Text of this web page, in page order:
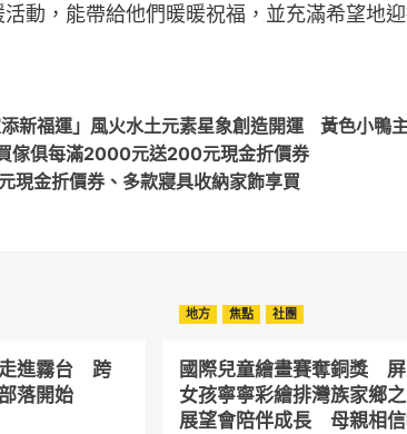
動，能帶給他們暖暖祝福，並充滿希望地
新福運」風火水土元素星象創造開運
傢俱每滿2000元送200元現金折價券
現金折價券、多款寢具收納家飾享買
黃色小鴨
走進霧台 跨
落開始
地方 焦點 社團
國際兒童繪畫賽奪銅獎
女孩寧寧彩繪排灣族家鄉
展望會陪伴成長 母親相